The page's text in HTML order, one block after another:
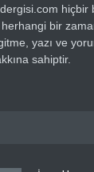
hiçbir
bir
yazı ve
sahiptir.